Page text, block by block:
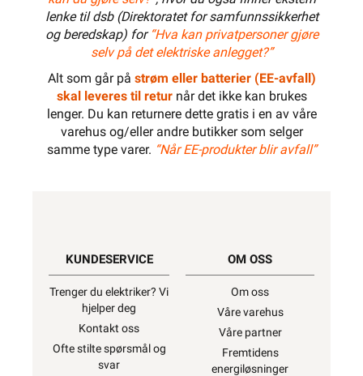
lenke til dsb (Direktoratet for samfunnssikkerhet
og beredskap) for “Hva kan privatpersoner gjøre
selv på det elektriske anlegget?”
Alt som går på strøm eller batterier (EE-avfall)
skal leveres til returnår det ikke kan brukes
lenger. Du kan returnere dette gratis i en av våre
varehus og/eller andre butikker som selger
samme type varer. “Når EE-produkter blir avfall”
KUNDESERVICE
Trenger du elektriker? Vi
hjelper deg
Kontakt oss
Ofte stilte spørsmål og
svar
OM OSS
Om oss
Våre varehus
Våre partner
Fremtidens
energiløsninger